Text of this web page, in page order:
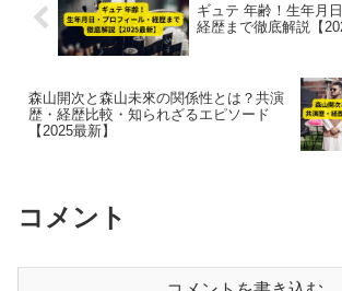
ギュテ 年齢！生年月
経歴まで徹底解説【
森山開次と森山未來の関係性とは？共演
歴・経歴比較・知られざるエピソード
【2025最新】
コメント